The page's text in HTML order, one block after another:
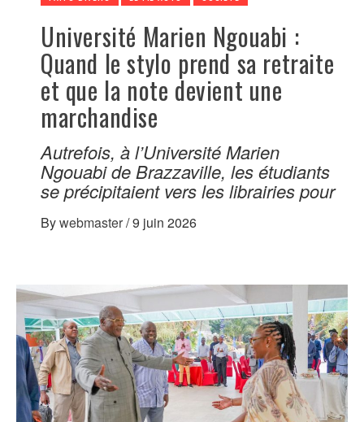
Université Marien Ngouabi :
Quand le stylo prend sa retraite
et que la note devient une
marchandise
Autrefois, à l’Université Marien
Ngouabi de Brazzaville, les étudiants
se précipitaient vers les librairies pour
Bywebmaster/9 juin 2026